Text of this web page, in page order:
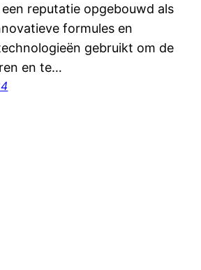
reputatie opgebouwd als
formules en
gebruikt om de
en te…